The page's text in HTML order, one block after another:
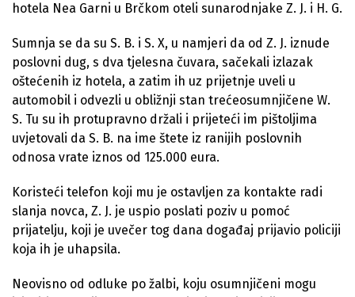
hotela Nea Garni u Brčkom oteli sunarodnjake Z. J. i H. G.
Sumnja se da su S. B. i S. X, u namjeri da od Z. J. iznude
poslovni dug, s dva tjelesna čuvara, sačekali izlazak
oštećenih iz hotela, a zatim ih uz prijetnje uveli u
automobil i odvezli u obližnji stan trećeosumnjičene W.
S. Tu su ih protupravno držali i prijeteći im pištoljima
uvjetovali da S. B. na ime štete iz ranijih poslovnih
odnosa vrate iznos od 125.000 eura.
Koristeći telefon koji mu je ostavljen za kontakte radi
slanja novca, Z. J. je uspio poslati poziv u pomoć
prijatelju, koji je uvečer tog dana događaj prijavio policiji
koja ih je uhapsila.
Neovisno od odluke po žalbi, koju osumnjičeni mogu